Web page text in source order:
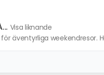
Visa liknande
äventyrliga weekendresor.